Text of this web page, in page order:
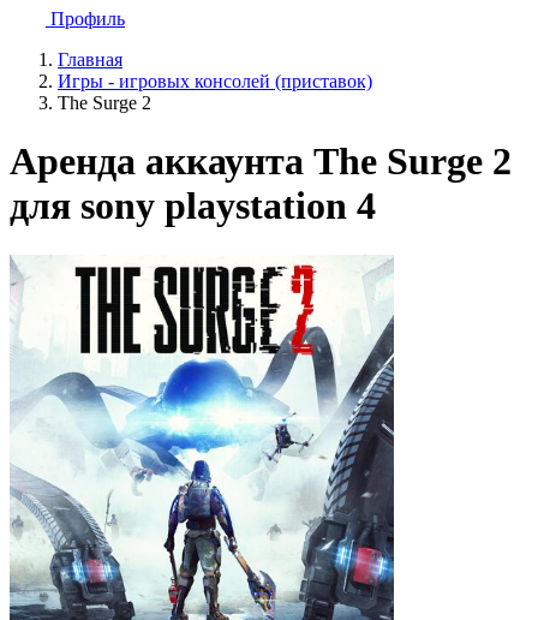
Профиль
Главная
Игры - игровых консолей (приставок)
The Surge 2
Аренда аккаунта The Surge 2
для sony playstation 4